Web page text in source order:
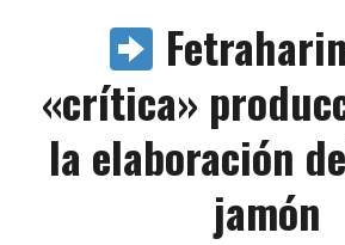
«crítica»
la elaboración
jamón